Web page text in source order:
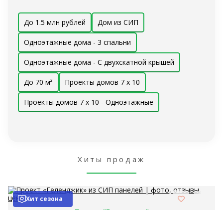
До 1.5 млн рублей Дом из СИП
Одноэтажные дома - 3 спальни
Одноэтажные дома - С двухскатной крышей
До 70 м² Проекты домов 7 x 10
Проекты домов 7 x 10 - Одноэтажные
Хиты продаж
Хит сезона